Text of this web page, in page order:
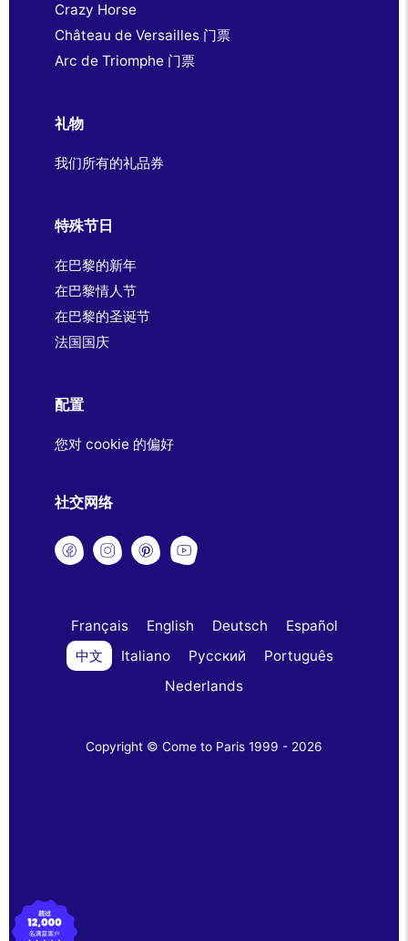
Crazy Horse
Château de Versailles 门票
Arc de Triomphe 门票
礼物
我们所有的礼品券
特殊节日
在巴黎的新年
在巴黎情人节
在巴黎的圣诞节
法国国庆
配置
您对 cookie 的偏好
社交网络
Français English Deutsch
Español
中文
Italiano Русский
Português
Nederlands
Copyright © Come to Paris 1999 - 2026